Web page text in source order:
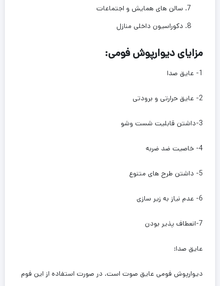
سالن های همایش و اجتماعات
دکوراسیون داخلی منازل
مزایای دیوارپوش فومی:
1- عایق صدا
2- عایق حرارتی و برودتی
3-داشتن قابلیت شست وشو
4- خاصیت ضد ضربه
5- داشتن طرح های متنوع
6- عدم نیاز به زیر سازی
7-انعطاف پذیر بودن
عایق صدا:
دیوارپوش فومی عایق صوت است. در صورت استفاده از این فوم